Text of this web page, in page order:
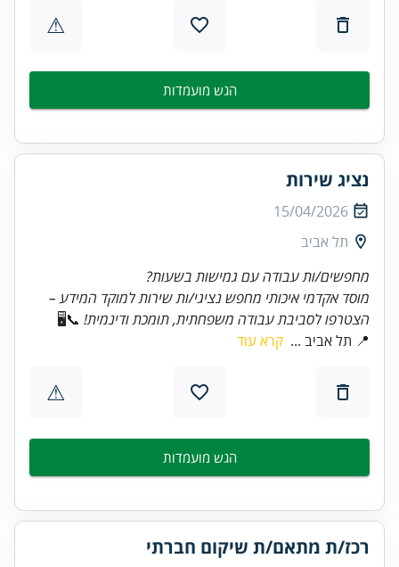
⚠
הגש מועמדות
נציג שירות
15/04/2026
תל אביב
מחפשים/ות עבודה עם גמישות בשעות?
מוסד אקדמי איכותי מחפש נציגי/ות שירות למוקד המידע –
הצטרפו לסביבת עבודה משפחתית, תומכת ודינמית! 📞🖥️
📍 תל אביב ... קרא עוד
⚠
הגש מועמדות
רכז/ת מתאם/ת שיקום חברתי